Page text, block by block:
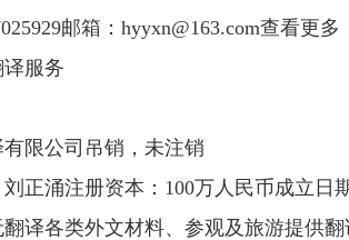
邮箱： hyyxn@163.com查看更多
服务
限公司吊销，未注销
正涌注册资本：100万人民币成立日
译各类外文材料、参观及旅游提供翻